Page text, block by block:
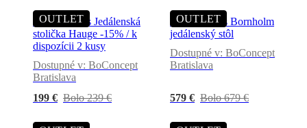
OUTLET
Dining chairs Jedálenská
stolička Hauge -15% / k
dispozícii 2 kusy
Dostupné v: BoConcept
Bratislava
199 € Bolo 239 €
OUTLET
Dining tables Bornholm
jedálenský stôl
Dostupné v: BoConcept
Bratislava
579 € Bolo 679 €